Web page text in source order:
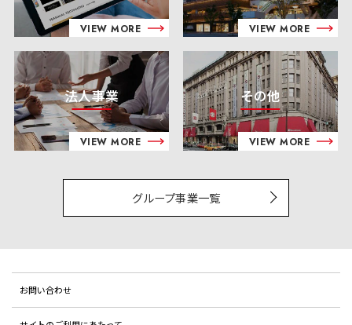
VIEW MORE VIEW MORE
法人事業
VIEW MORE
その他
VIEW MORE
グループ事業一覧
お問い合わせ